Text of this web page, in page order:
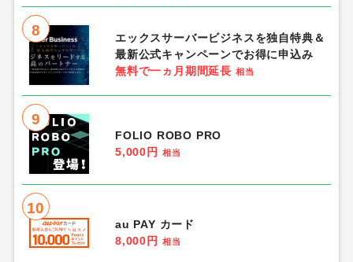
8
エックスサーバービジネスを独自特典＆
最新公式キャンペーンでお得に申込み
無料で一ヵ月期間延長 相当
9
FOLIO ROBO PRO
5,000円
相当
10
au PAY カード
8,000円
相当